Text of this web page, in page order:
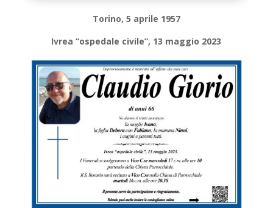
Torino, 5 aprile 1957
Ivrea “ospedale civile”, 13 maggio 2023